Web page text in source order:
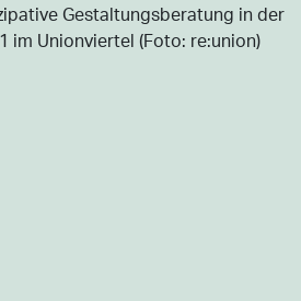
Gestaltungsberatung in der
im Unionviertel (Foto: re:union)